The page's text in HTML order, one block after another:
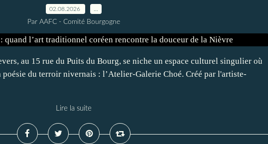
02.08.2026
Par AAFC - Comité Bourgogne
au 15 rue du Puits du Bourg, se niche un espace culturel singulier où
poésie du terroir nivernais : l’Atelier-Galerie Choé. Créé par l'artiste-
Lire la suite